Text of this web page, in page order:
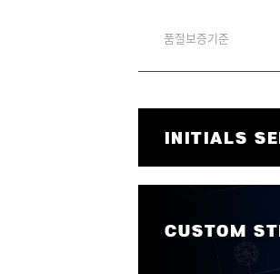
품질보증기준